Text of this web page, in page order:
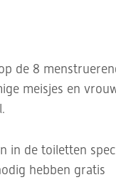
de 8
meisjes en
in de toiletten
hebben gratis